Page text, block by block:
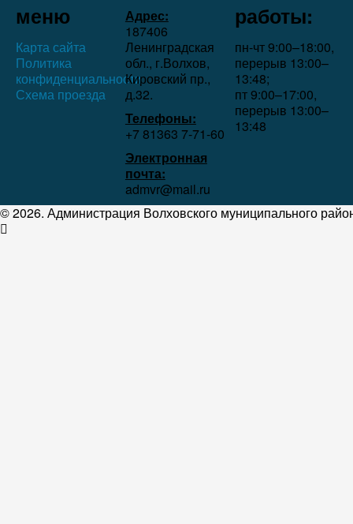
меню
Карта сайта
Политика
конфиденциальности
Схема проезда
Адрес:
187406
Ленинградская
обл., г.Волхов,
Кировский пр.,
д.32.
Телефоны:
+7 81363 7‑71-60
Электронная
почта:
admvr@mail.ru
работы:
пн-чт 9:00–18:00,
перерыв 13:00–
13:48;
пт 9:00–17:00,
перерыв 13:00–
13:48
© 2026. Администрация Волховского муниципального